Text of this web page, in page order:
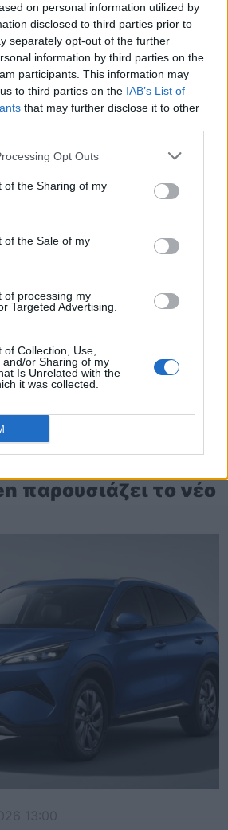
on personal information utilized by
disclosed to third parties prior to
separately opt-out of the further
information by third parties on the
participants. This information may
to third parties on the IAB’s List of
that may further disclose it to other
Opt Outs
of the Sharing of my
of the Sale of my
of processing my
Targeted Advertising.
Collection, Use,
and/or Sharing of my
Is Unrelated with the
it was collected.
18:00
το οικογενειακό
5
παρουσιάζει το νέο